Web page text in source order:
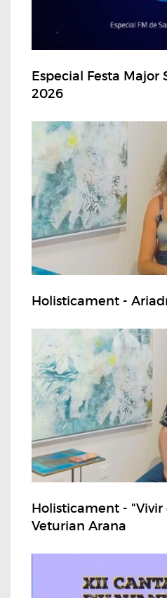
Especial Festa Major
2026
Holisticament -
Holisticament -
Veturian Arana